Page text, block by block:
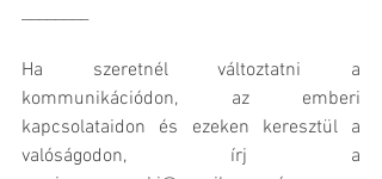
________
Ha szeretnél változtatni a
kommunikációdon, az emberi
kapcsolataidon és ezeken keresztül a
valóságodon, írj a